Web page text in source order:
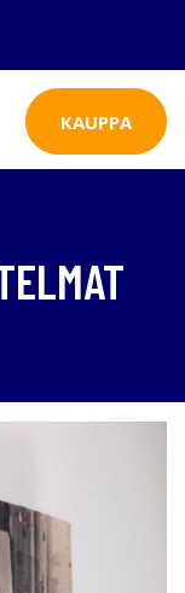
KAUPPA